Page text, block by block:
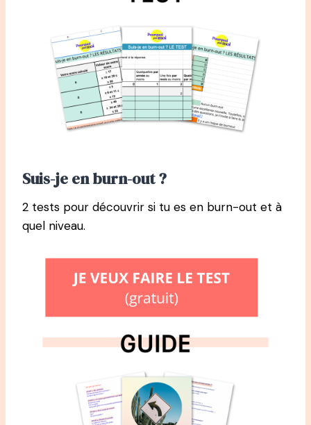
Suis-je en burn-out ?
2 tests pour découvrir si tu es en burn-out et à
quel niveau.